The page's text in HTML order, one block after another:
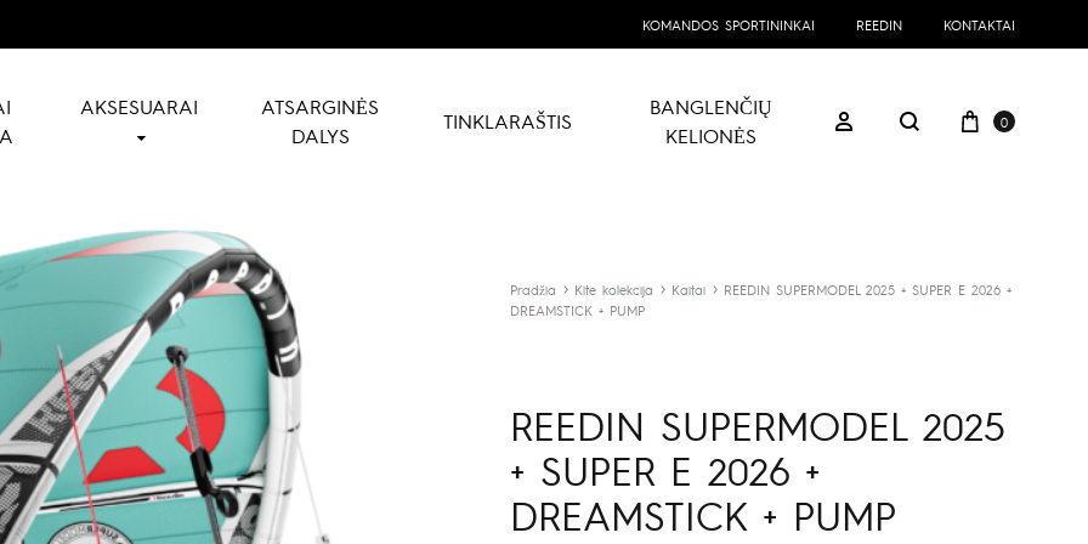
KOMANDOS SPORTININKAI REEDIN KONTAKTAI
AKSESUARAI
ATSARGINĖS
DALYS
TINKLARAŠTIS
BANGLENČIŲ
KELIONĖS
Prisijungti
Paieška
Prekių
0
Pradžia Kite kolekcija Kaitai
REEDIN SUPERMODEL 2025 + SUPER E 2026 +
DREAMSTICK + PUMP
REEDIN SUPERMODEL 2025
+ SUPER E 2026 +
DREAMSTICK + PUMP